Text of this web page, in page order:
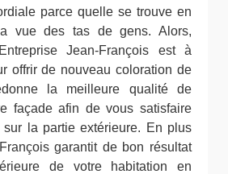
parce quelle se trouve en
vue des tas de gens. Alors,
Jean-François est à
offrir de nouveau coloration de
la meilleure qualité de
façade afin de vous satisfaire
la partie extérieure. En plus
garantit de bon résultat
de votre habitation en